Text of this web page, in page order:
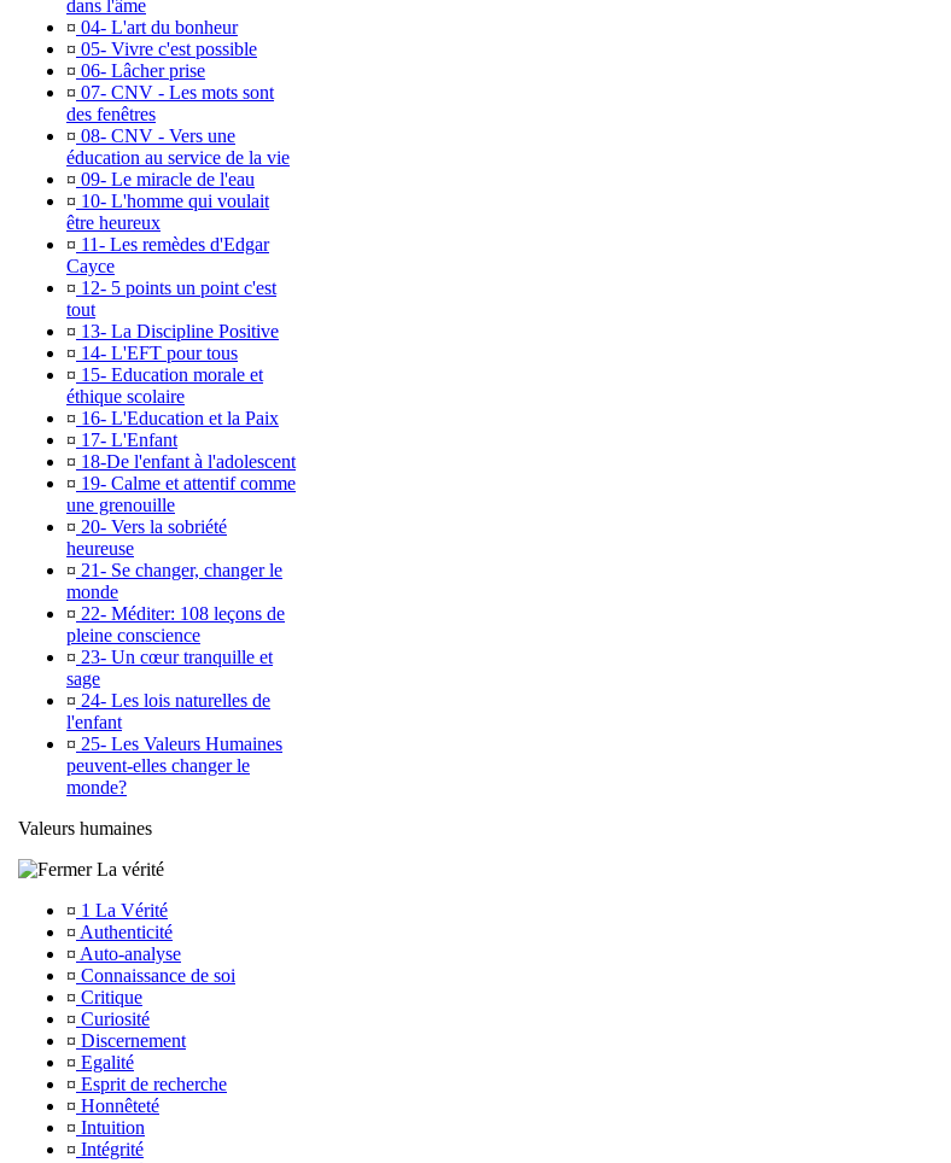
dans l'âme
¤ 04- L'art du bonheur
¤ 05- Vivre c'est possible
¤ 06- Lâcher prise
¤ 07- CNV - Les mots sont
des fenêtres
¤ 08- CNV - Vers une
éducation au service de la vie
¤ 09- Le miracle de l'eau
¤ 10- L'homme qui voulait
être heureux
¤ 11- Les remèdes d'Edgar
Cayce
¤ 12- 5 points un point c'est
tout
¤ 13- La Discipline Positive
¤ 14- L'EFT pour tous
¤ 15- Education morale et
éthique scolaire
¤ 16- L'Education et la Paix
¤ 17- L'Enfant
¤ 18-De l'enfant à l'adolescent
¤ 19- Calme et attentif comme
une grenouille
¤ 20- Vers la sobriété
heureuse
¤ 21- Se changer, changer le
monde
¤ 22- Méditer: 108 leçons de
pleine conscience
¤ 23- Un cœur tranquille et
sage
¤ 24- Les lois naturelles de
l'enfant
¤ 25- Les Valeurs Humaines
peuvent-elles changer le
monde?
Valeurs humaines
La vérité
¤ 1 La Vérité
¤ Authenticité
¤ Auto-analyse
¤ Connaissance de soi
¤ Critique
¤ Curiosité
¤ Discernement
¤ Egalité
¤ Esprit de recherche
¤ Honnêteté
¤ Intuition
¤ Intégrité